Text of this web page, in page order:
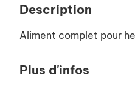
Description
Aliment complet pour
Plus d'infos